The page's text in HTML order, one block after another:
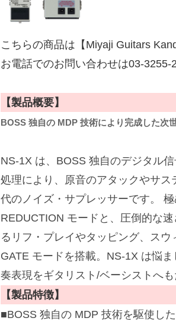
こちらの商品は【Miyaji Guitars
お電話でのお問い合わせは03-3255-
【製品概要】
BOSS 独自の MDP 技術により完成した次
NS-1X は、BOSS 独自のデジタル
処理により、原音のアタックやサ
代のノイズ・サプレッサーです。
REDUCTION モードと、圧倒的な
るリフ・プレイやタッピング、ス
GATE モードを搭載。NS-1X は悩
奏表現をギタリスト/ベーシストへ
【製品特徴】
■BOSS 独自の MDP 技術を駆使し